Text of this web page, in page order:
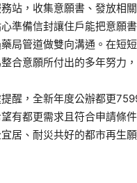
站，收集意願書、發放相
準備信封讓住戶能把意願
局管道做雙向溝通。在短
合意願所付出的多年努力
醒，全新年度公辦都更
有都更需求且符合申請條
居、耐災共好的都市再生願